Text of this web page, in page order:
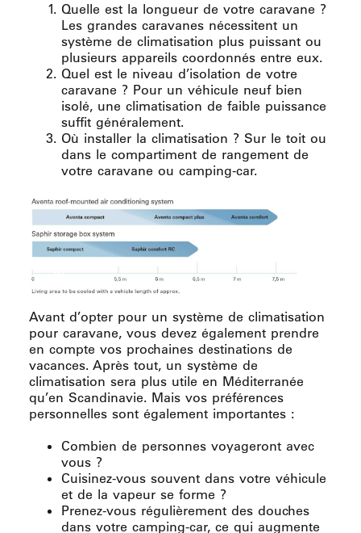
Quelle est la longueur de votre caravane ?
Les grandes caravanes nécessitent un
système de climatisation plus puissant ou
plusieurs appareils coordonnés entre eux.
Quel est le niveau d’isolation de votre
caravane ? Pour un véhicule neuf bien
isolé, une climatisation de faible puissance
suffit généralement.
Où installer la climatisation ? Sur le toit ou
dans le compartiment de rangement de
votre caravane ou camping-car.
Avant d’opter pour un système de climatisation
pour caravane, vous devez également prendre
en compte vos prochaines destinations de
vacances. Après tout, un système de
climatisation sera plus utile en Méditerranée
qu’en Scandinavie. Mais vos préférences
personnelles sont également importantes :
Combien de personnes voyageront avec
vous ?
Cuisinez-vous souvent dans votre véhicule
et de la vapeur se forme ?
Prenez-vous régulièrement des douches
dans votre camping-car, ce qui augmente